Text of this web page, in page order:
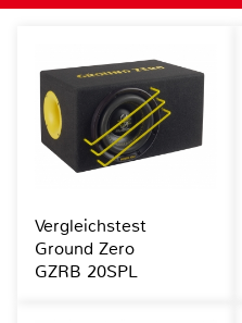
Vergleichstest
Ground Zero
GZRB 20SPL